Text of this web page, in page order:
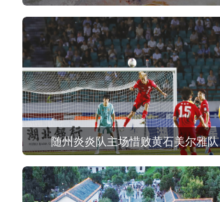
随州炎炎队主场惜败黄石美尔雅队